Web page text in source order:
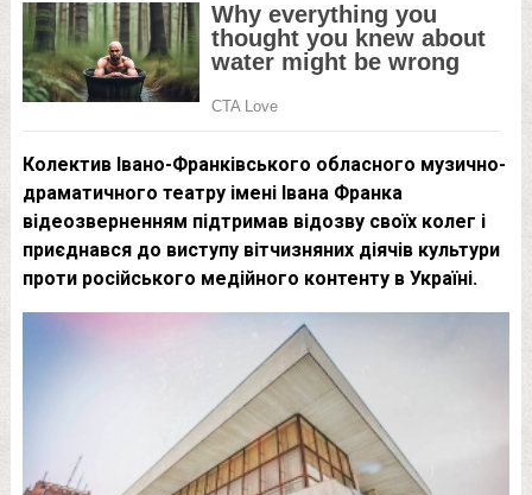
Колектив Івано-Франківського обласного музично-
драматичного театру імені Івана Франка
відеозверненням підтримав відозву своїх колег і
приєднався до виступу вітчизняних діячів культури
проти російського медійного контенту в Україні.